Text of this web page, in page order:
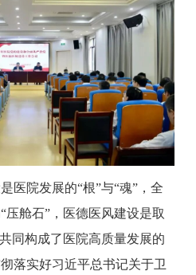
医院发展的“根”与“魂”，全
压舱石”，医德医风建设是取
同构成了医院高质量发展的
落实好习近平总书记关于卫